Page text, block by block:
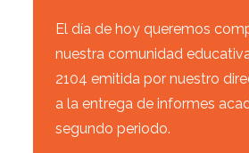
El día de hoy queremos
nuestra comunidad
2104 emitida por nuestro
a la entrega de informes
segundo periodo.